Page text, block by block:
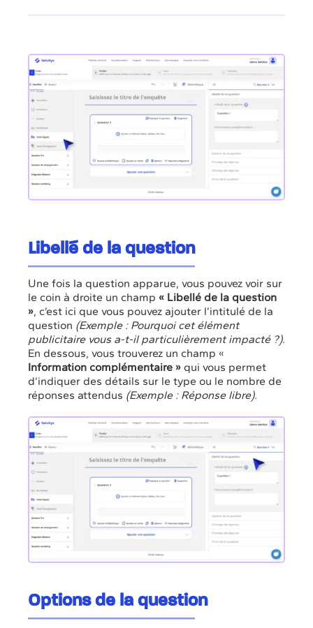
Libellé de la question
Une fois la question apparue, vous pouvez voir sur
le coin à droite un champ « Libellé de la question
», c’est ici que vous pouvez ajouter l’intitulé de la
question (Exemple : Pourquoi cet élément
publicitaire vous a-t-il particulièrement impacté ?).
En dessous, vous trouverez un champ «
Information complémentaire »qui vous permet
d’indiquer des détails sur le type ou le nombre de
réponses attendus (Exemple : Réponse libre).
Options de la question